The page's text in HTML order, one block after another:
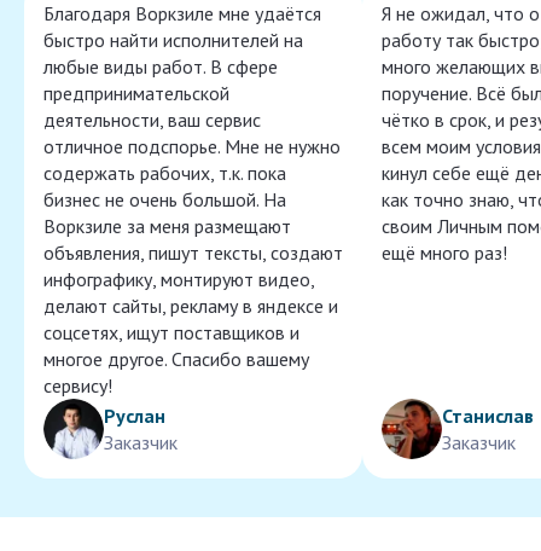
Благодаря Воркзиле мне удаётся
быстро найти исполнителей на
любые виды работ. В сфере
предпринимательской
деятельности, ваш сервис
отличное подспорье. Мне не нужно
содержать рабочих, т.к. пока
бизнес не очень большой. На
Воркзиле за меня размещают
объявления, пишут тексты, создают
инфографику, монтируют видео,
делают сайты, рекламу в яндексе и
соцсетях, ищут поставщиков и
многое другое. Спасибо вашему
сервису!
Руслан
Заказчик
Я не ожидал, что
работу так
много желающих
поручение. Всё
чётко в срок, и
всем моим
кинул себе ещё
как точно знаю,
своим Личным
ещё много раз!
Станислав
Заказчик